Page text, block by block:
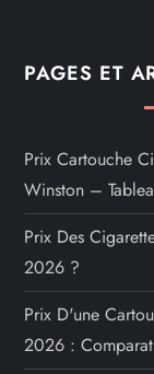
PAGES ET
Prix Cartouche
Winston –
Prix Des
2026 ?
Prix D'une
2026 :